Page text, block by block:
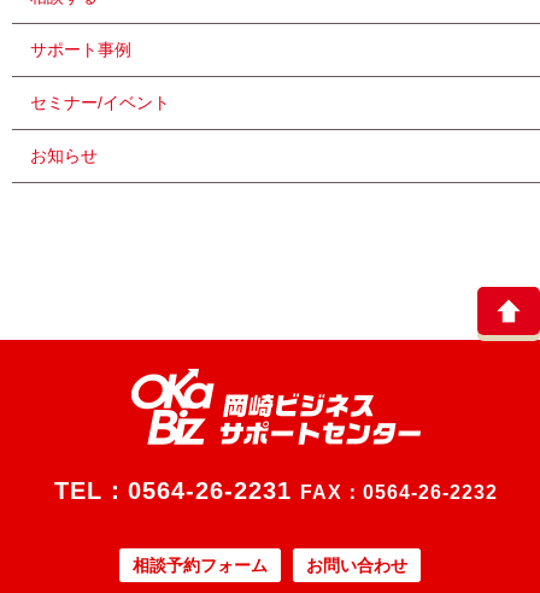
サポート事例
セミナー/イベント
お知らせ
TEL： 0564-26-2231 FAX：0564-26-2232
相談予約フォーム お問い合わせ